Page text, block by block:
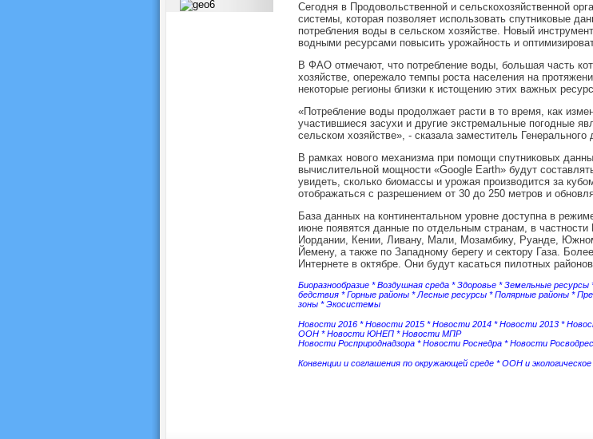
Сегодня в Продовольственной и сельскохозяйственной
системы, которая позволяет использовать спутниковые
потребления воды в сельском хозяйстве. Новый
водными ресурсами повысить урожайность и
В ФАО отмечают, что потребление воды, большая часть
хозяйстве, опережало темпы роста населения на
некоторые регионы близки к истощению этих важных
«Потребление воды продолжает расти в то время, как
участившиеся засухи и другие экстремальные погодные
сельском хозяйстве», - сказала заместитель
В рамках нового механизма при помощи спутниковых
вычислительной мощности «Google Earth» будут
увидеть, сколько биомассы и урожая производится за
отображаться с разрешением от 30 до 250 метров и
База данных на континентальном уровне доступна в
июне появятся данные по отдельным странам, в частности
Иордании, Кении, Ливану, Мали, Мозамбику, Руанде,
Йемену, а также по Западному берегу и сектору Газа.
Интернете в октябре. Они будут касаться пилотных
Биоразнообразие *Воздушная среда *Здоровье *Земельные ресурсы
бедствия *Горные районы *Лесные ресурсы *Полярные районы *
зоны *Экосистемы
Новости 2016*Новости 2015*Новости 2014*Новости 2013 *
ООН*Новости ЮНЕП*Новости МПР
Новости Росприроднадзора*Новости Роснедра*Новости
Конвенции и соглашения по окружающей среде*ООН и экологическое